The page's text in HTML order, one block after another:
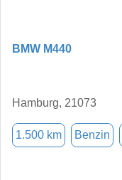
BMW M440
Hamburg, 21073
1.500 km Benzin